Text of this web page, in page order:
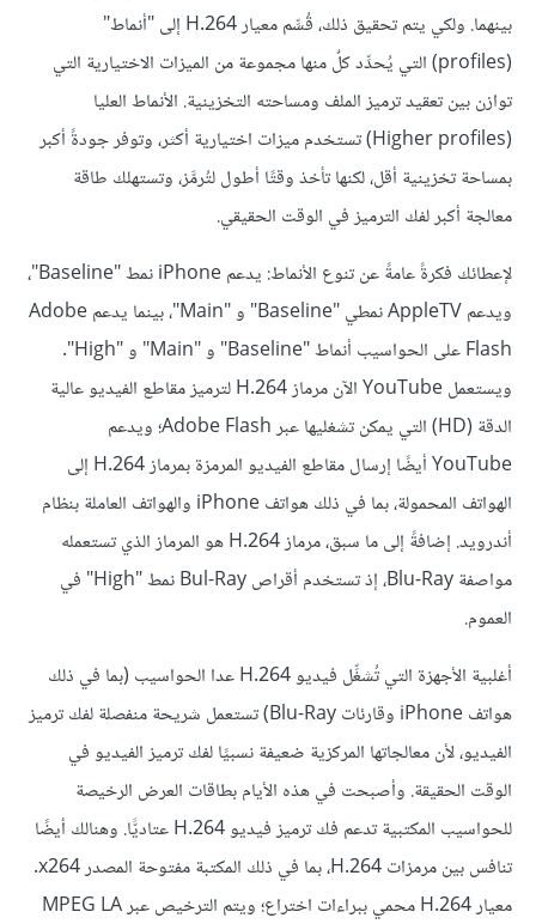
بينهما. ولكي يتم تحقيق ذلك، قُسِّم معيار H.264 إلى "أنماط"
(profiles) التي يُحدِّد كلٌ منها مجموعة من الميزات الاختيارية التي
توازن بين تعقيد ترميز الملف ومساحته التخزينية. الأنماط العليا
(Higher profiles) تستخدم ميزات اختيارية أكثر، وتوفر جودةً أكبر
بمساحة تخزينية أقل، لكنها تأخذ وقتًا أطول لتُرمَّز، وتستهلك طاقة
معالجة أكبر لفك الترميز في الوقت الحقيقي.
لإعطائك فكرةً عامةً عن تنوع الأنماط: يدعم iPhone ‏نمط "Baseline"،
ويدعم AppleTV نمطي ‏"Baseline" و "Main"، بينما يدعم Adobe
Flash على الحواسيب أنماط "Baseline" و "Main" و "High".
ويستعمل YouTube الآن مرماز H.264 لترميز مقاطع الفيديو عالية
الدقة (HD) التي يمكن تشغليها عبر Adobe Flash؛ ويدعم
YouTube أيضًا إرسال مقاطع الفيديو المرمزة بمرماز H.264 إلى
الهواتف المحمولة، بما في ذلك هواتف iPhone والهواتف العاملة بنظام
أندرويد. إضافةً إلى ما سبق، مرماز H.264 هو المرماز الذي تستعمله
مواصفة Blu-Ray، إذ تستخدم أقراص Bul-Ray ‏نمط "High" في
العموم.
أغلبية الأجهزة التي تُشغِّل فيديو H.264 عدا الحواسيب (بما في ذلك
هواتف iPhone وقارئات Blu-Ray) تستعمل شريحة منفصلة لفك ترميز
الفيديو، لأن معالجاتها المركزية ضعيفة نسبيًا لفك ترميز الفيديو في
الوقت الحقيقة. وأصبحت في هذه الأيام بطاقات العرض الرخيصة
للحواسيب المكتبية تدعم فك ترميز فيديو H.264 عتاديًّا. وهنالك أيضًا
تنافس بين مرمزات H.264، بما في ذلك المكتبة مفتوحة المصدر x264.
معيار H.264 محمي ببراءات اختراع؛ ويتم الترخيص عبر MPEG LA